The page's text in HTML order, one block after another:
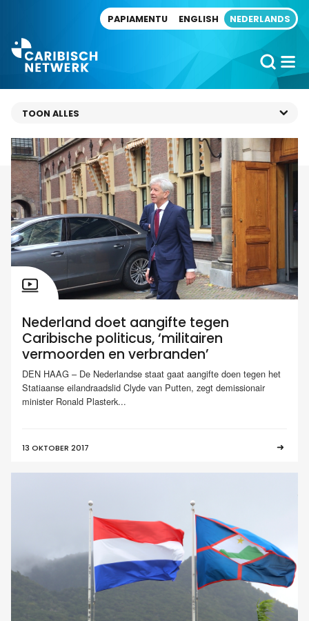
PAPIAMENTU ENGLISH NEDERLANDS
Nederland doet aangifte tegen
Caribische politicus, ‘militairen
vermoorden en verbranden’
DEN HAAG – De Nederlandse staat gaat aangifte doen tegen het
Statiaanse eilandraadslid Clyde van Putten, zegt demissionair
minister Ronald Plasterk...
13 OKTOBER 2017